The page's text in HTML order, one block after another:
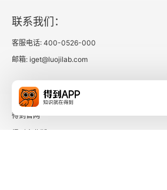
联系我们：
客服电话: 400-0526-000
邮箱: iget@luojilab.com
相关链接：
得到官网